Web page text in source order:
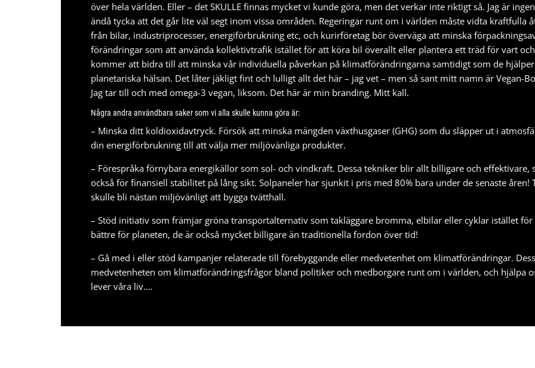
över hela världen. Eller – det SKULLE finnas mycket vi kunde göra, men det verkar inte riktigt så. Jag är
ändå tycka att det går lite väl segt inom vissa områden. Regeringar runt om i världen måste vidta kraftfulla
från bilar, industriprocesser, energiförbrukning etc, och kurirföretag bör överväga att minska
förändringar som att använda kollektivtrafik istället för att köra bil överallt eller plantera ett träd för vart
kommer att bidra till att minska vår individuella påverkan på klimatförändringarna samtidigt som de
planetariska hälsan. Det låter jäkligt fint och lulligt allt det här – jag vet – men så sant mitt namn är Vegan-
Jag tar till och med omega-3 vegan, liksom. Det här är min branding. Mitt kall.
Några andra användbara saker som vi alla skulle kunna göra är:
– Minska ditt koldioxidavtryck. Försök att minska mängden växthusgaser (GHG) som du släpper ut i
din energiförbrukning till att välja mer miljövänliga produkter.
– Förespråka förnybara energikällor som sol- och vindkraft. Dessa tekniker blir allt billigare och
också för finansiell stabilitet på lång sikt. Solpaneler har sjunkit i pris med 80% bara under de senaste
skulle bli nästan miljövänligt att bygga tvätthall.
– Stöd initiativ som främjar gröna transportalternativ som takläggare bromma, elbilar eller cyklar istället
bättre för planeten, de är också mycket billigare än traditionella fordon över tid!
– Gå med i eller stöd kampanjer relaterade till förebyggande eller medvetenhet om klimatförändringar.
medvetenheten om klimatförändringsfrågor bland politiker och medborgare runt om i världen, och hjälpa
lever våra liv.…